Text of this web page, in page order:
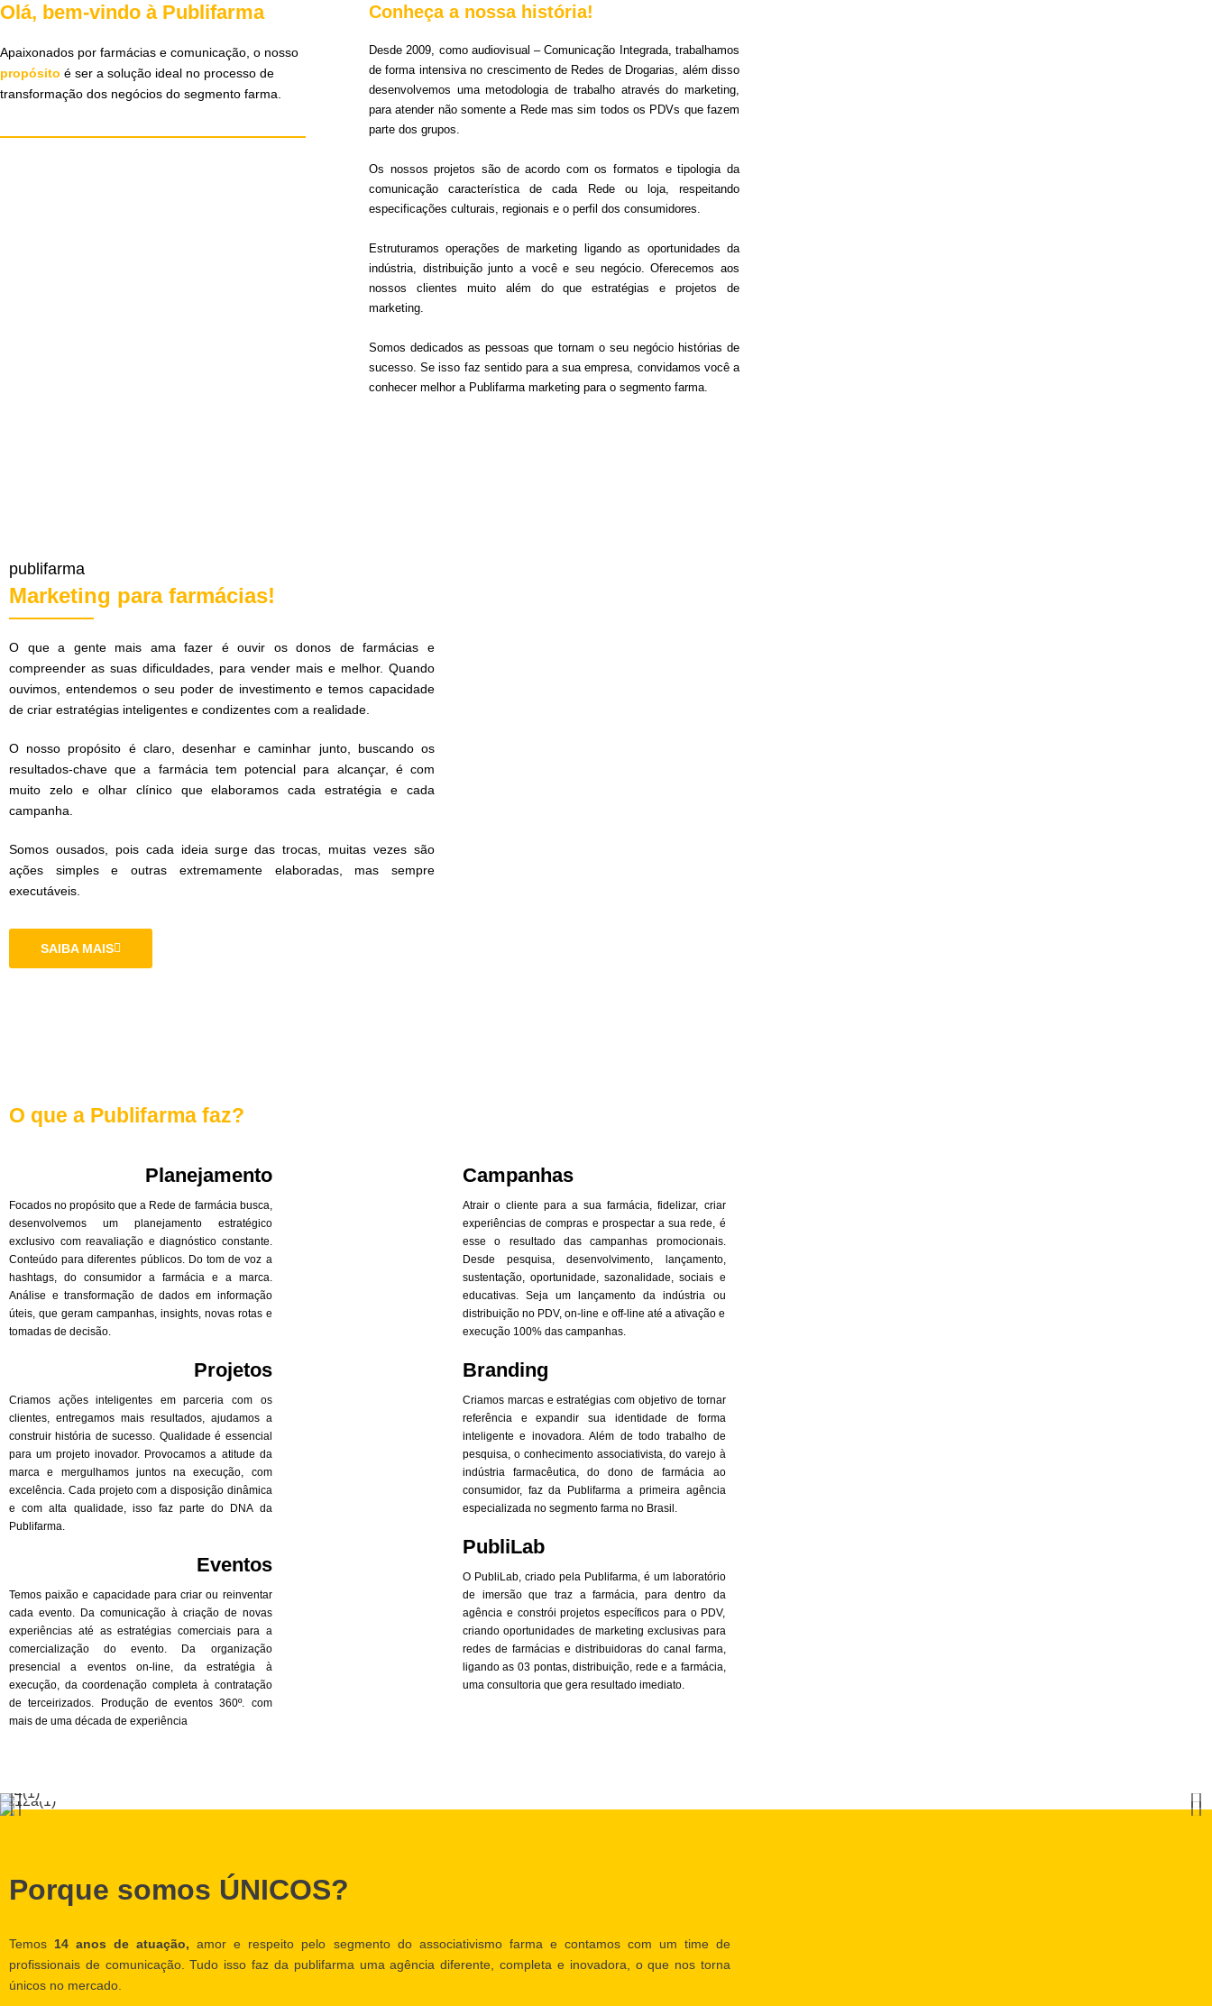
Olá, bem-vindo à Publifarma
Apaixonados por farmácias e comunicação, o nosso
propósito é ser a solução ideal no processo de
transformação dos negócios do segmento farma.
Conheça a nossa história!
Desde 2009, como audiovisual – Comunicação Integrada, trabalhamos
de forma intensiva no crescimento de Redes de Drogarias, além disso
desenvolvemos uma metodologia de trabalho através do marketing,
para atender não somente a Rede mas sim todos os PDVs que fazem
parte dos grupos.
Os nossos projetos são de acordo com os formatos e tipologia da
comunicação característica de cada Rede ou loja, respeitando
especificações culturais, regionais e o perfil dos consumidores.
Estruturamos operações de marketing ligando as oportunidades da
indústria, distribuição junto a você e seu negócio. Oferecemos aos
nossos clientes muito além do que estratégias e projetos de
marketing.
Somos dedicados as pessoas que tornam o seu negócio histórias de
sucesso. Se isso faz sentido para a sua empresa, convidamos você a
conhecer melhor a Publifarma marketing para o segmento farma.
publifarma
Marketing para farmácias!
O que a gente mais ama fazer é ouvir os donos de farmácias e
compreender as suas dificuldades, para vender mais e melhor. Quando
ouvimos, entendemos o seu poder de investimento e temos capacidade
de criar estratégias inteligentes e condizentes com a realidade.
O nosso propósito é claro, desenhar e caminhar junto, buscando os
resultados-chave que a farmácia tem potencial para alcançar, é com
muito zelo e olhar clínico que elaboramos cada estratégia e cada
campanha.
Somos ousados, pois cada ideia surge das trocas, muitas vezes são
ações simples e outras extremamente elaboradas, mas sempre
executáveis.
SAIBA MAIS
O que a Publifarma faz?
Planejamento
Focados no propósito que a Rede de farmácia busca,
desenvolvemos um planejamento estratégico
exclusivo com reavaliação e diagnóstico constante.
Conteúdo para diferentes públicos. Do tom de voz a
hashtags, do consumidor a farmácia e a marca.
Análise e transformação de dados em informação
úteis, que geram campanhas, insights, novas rotas e
tomadas de decisão.
Projetos
Criamos ações inteligentes em parceria com os
clientes, entregamos mais resultados, ajudamos a
construir história de sucesso. Qualidade é essencial
para um projeto inovador. Provocamos a atitude da
marca e mergulhamos juntos na execução, com
excelência. Cada projeto com a disposição dinâmica
e com alta qualidade, isso faz parte do DNA da
Publifarma.
Eventos
Temos paixão e capacidade para criar ou reinventar
cada evento. Da comunicação à criação de novas
experiências até as estratégias comerciais para a
comercialização do evento. Da organização
presencial a eventos on-line, da estratégia à
execução, da coordenação completa à contratação
de terceirizados. Produção de eventos 360º. com
mais de uma década de experiência
Campanhas
Atrair o cliente para a sua farmácia, fidelizar, criar
experiências de compras e prospectar a sua rede, é
esse o resultado das campanhas promocionais.
Desde pesquisa, desenvolvimento, lançamento,
sustentação, oportunidade, sazonalidade, sociais e
educativas. Seja um lançamento da indústria ou
distribuição no PDV, on-line e off-line até a ativação e
execução 100% das campanhas.
Branding
Criamos marcas e estratégias com objetivo de tornar
referência e expandir sua identidade de forma
inteligente e inovadora. Além de todo trabalho de
pesquisa, o conhecimento associativista, do varejo à
indústria farmacêutica, do dono de farmácia ao
consumidor, faz da Publifarma a primeira agência
especializada no segmento farma no Brasil.
PubliLab
O PubliLab, criado pela Publifarma, é um laboratório
de imersão que traz a farmácia, para dentro da
agência e constrói projetos específicos para o PDV,
criando oportunidades de marketing exclusivas para
redes de farmácias e distribuidoras do canal farma,
ligando as 03 pontas, distribuição, rede e a farmácia,
uma consultoria que gera resultado imediato.
Porque somos ÚNICOS?
Temos 14 anos de atuação, amor e respeito pelo segmento do associativismo farma e contamos com um time de
profissionais de comunicação. Tudo isso faz da publifarma uma agência diferente, completa e inovadora, o que nos torna
únicos no mercado.